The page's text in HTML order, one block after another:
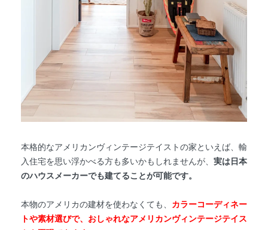
本格的なアメリカンヴィンテージテイストの家といえば、輸
入住宅を思い浮かべる方も多いかもしれませんが、 実は日本
のハウスメーカーでも建てることが可能です。
本物のアメリカの建材を使わなくても、 カラーコーディネー
トや素材選びで、おしゃれなアメリカンヴィンテージテイス